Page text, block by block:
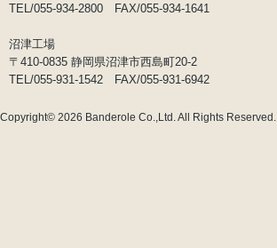
TEL/055-934-2800 FAX/055-934-1641
沼津工場
〒410-0835 静岡県沼津市西島町20-2
TEL/055-931-1542 FAX/055-931-6942
Copyright© 2026 Banderole Co.,Ltd.All Rights Reserved.